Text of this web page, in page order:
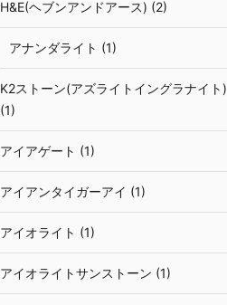
H&E(ヘブンアンドアース) (2)
アナンダライト (1)
K2ストーン(アズライトイングラナイト)
(1)
アイアゲート (1)
アイアンタイガーアイ (1)
アイオライト (1)
アイオライトサンストーン (1)